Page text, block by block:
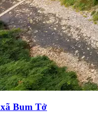
Bum Tở